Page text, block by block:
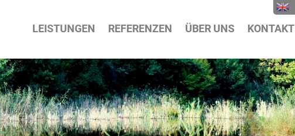
LEISTUNGEN REFERENZEN ÜBER UNS KONTAKT